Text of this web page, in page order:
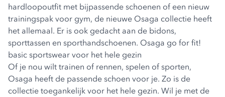
hardloopoutfit met bijpassende schoenen of een nieuw
trainingspak voor gym, de nieuwe Osaga collectie heeft
het allemaal. Er is ook gedacht aan de bidons,
sporttassen en sporthandschoenen. Osaga go for fit!
basic sportswear voor het hele gezin
Of je nou wilt trainen of rennen, spelen of sporten,
Osaga heeft de passende schoen voor je. Zo is de
collectie toegankelijk voor het hele gezin. Wil je met de